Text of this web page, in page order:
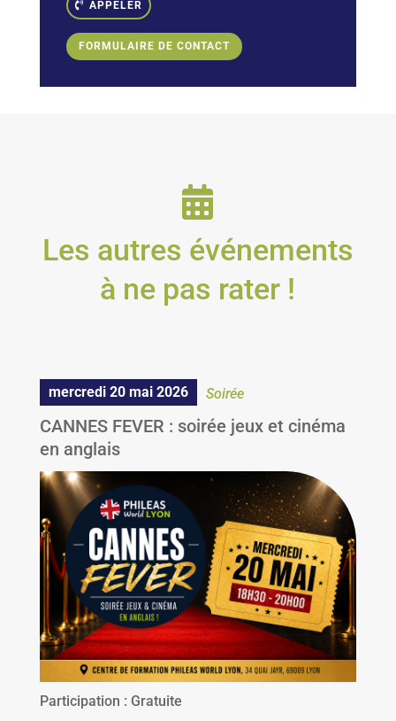
APPELER
FORMULAIRE DE CONTACT

Les autres événements
à ne pas rater !
mercredi 20 mai 2026 Soirée
CANNES FEVER : soirée jeux et cinéma
en anglais
Participation : Gratuite